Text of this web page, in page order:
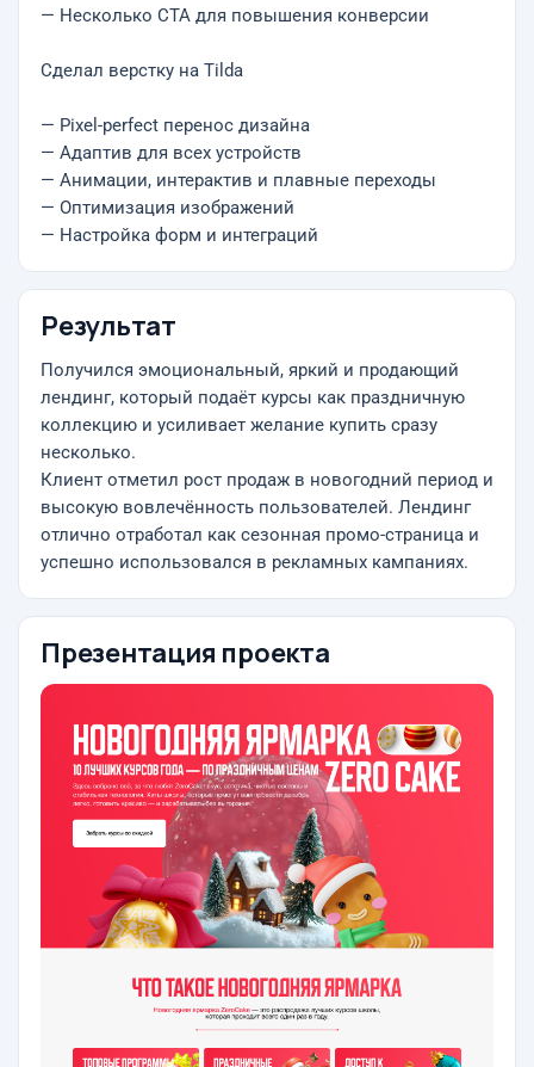
— Несколько CTA для повышения конверсии
Сделал верстку на Tilda
— Pixel-perfect перенос дизайна
— Адаптив для всех устройств
— Анимации, интерактив и плавные переходы
— Оптимизация изображений
— Настройка форм и интеграций
Результат
Получился эмоциональный, яркий и продающий
лендинг, который подаёт курсы как праздничную
коллекцию и усиливает желание купить сразу
несколько.
Клиент отметил рост продаж в новогодний период и
высокую вовлечённость пользователей. Лендинг
отлично отработал как сезонная промо-страница и
успешно использовался в рекламных кампаниях.
Презентация проекта